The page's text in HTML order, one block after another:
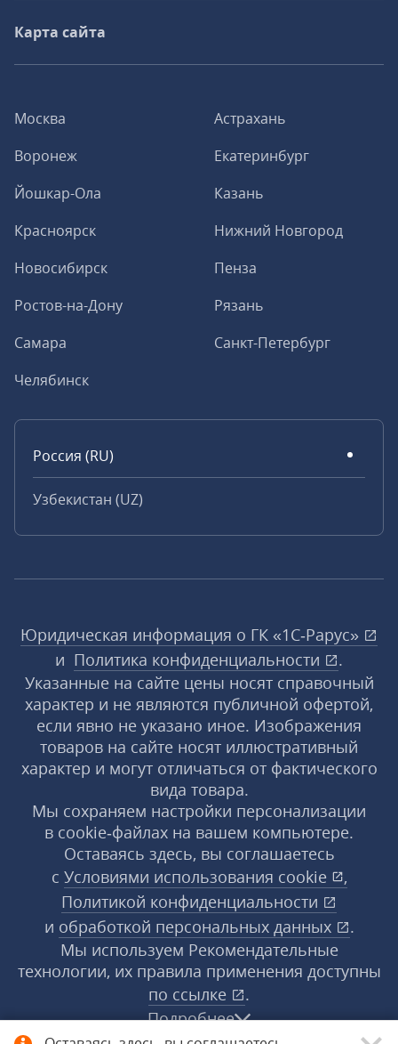
Москва
Астрахань
Воронеж
Екатеринбург
Йошкар-Ола
Казань
Красноярск
Нижний Новгород
Новосибирск
Пенза
Ростов-на-Дону
Рязань
Самара
Санкт-Петербург
Челябинск
Россия (RU)
Узбекистан (UZ)
Карта сайта
Юридическая информация о ГК «1С‑Рарус»
и Политика конфиденциальности
.
Указанные на сайте цены носят справочный
характер и не являются публичной офертой,
если явно не указано иное. Изображения
товаров на сайте носят иллюстративный
характер и могут отличаться от фактического
вида товара.
Мы сохраняем настройки персонализации
в cookie‑файлах на вашем компьютере.
Оставаясь здесь, вы соглашаетесь
с Условиями использования cookie
,
Политикой конфиденциальности
и обработкой персональных данных
.
Мы используем Рекомендательные
технологии, их правила применения доступны
по ссылке
.
Подробнее